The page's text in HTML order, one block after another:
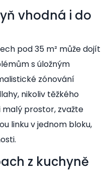
vhodná i do
pod 35 m² může dojít
s úložným
zónování
nikoliv těžkého
prostor, zvažte
linku v jednom bloku,
z kuchyně